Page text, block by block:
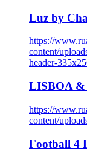
Luz by
https://
content/
header-
LISBOA &
https://
content/
Football 4